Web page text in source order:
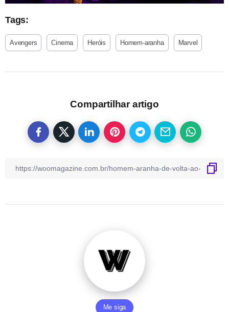
Tags:
Avengers Cinema Heróis Homem-aranha Marvel
Compartilhar artigo
Me siga